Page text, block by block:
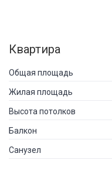
Квартира
Общая площадь
Жилая площадь
Высота потолков
Балкон
Санузел